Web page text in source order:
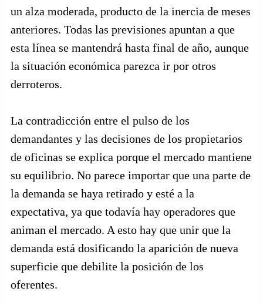
un alza moderada, producto de la inercia de meses
anteriores. Todas las previsiones apuntan a que
esta línea se mantendrá hasta final de año, aunque
la situación económica parezca ir por otros
derroteros.
La contradicción entre el pulso de los
demandantes y las decisiones de los propietarios
de oficinas se explica porque el mercado mantiene
su equilibrio. No parece importar que una parte de
la demanda se haya retirado y esté a la
expectativa, ya que todavía hay operadores que
animan el mercado. A esto hay que unir que la
demanda está dosificando la aparición de nueva
superficie que debilite la posición de los
oferentes.